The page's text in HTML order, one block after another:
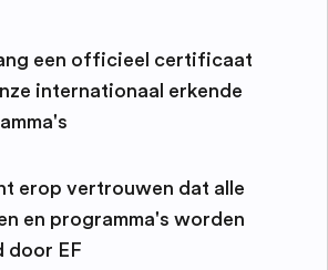
een officieel certificaat
internationaal erkende
erop vertrouwen dat alle
en programma's worden
door EF